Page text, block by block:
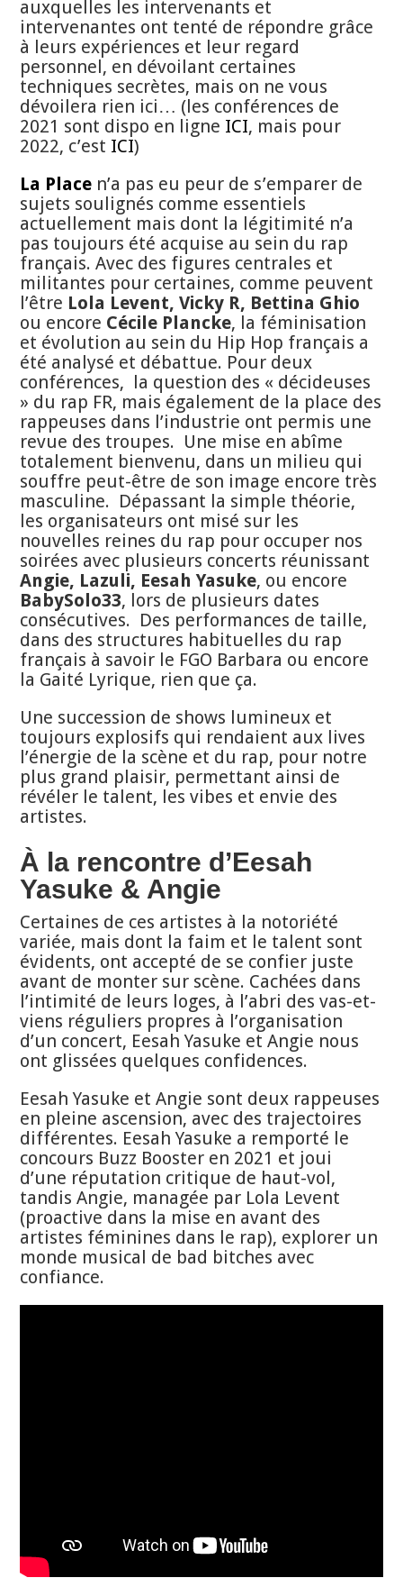
auxquelles les intervenants et
intervenantes ont tenté de répondre grâce
à leurs expériences et leur regard
personnel, en dévoilant certaines
techniques secrètes, mais on ne vous
dévoilera rien ici… (les conférences de
2021 sont dispo en ligne ICI, mais pour
2022, c’est ICI)
La Place n’a pas eu peur de s’emparer de
sujets soulignés comme essentiels
actuellement mais dont la légitimité n’a
pas toujours été acquise au sein du rap
français. Avec des figures centrales et
militantes pour certaines, comme peuvent
l’être Lola Levent, Vicky R, Bettina Ghio
ou encore Cécile Plancke, la féminisation
et évolution au sein du Hip Hop français a
été analysé et débattue. Pour deux
conférences, la question des « décideuses
» du rap FR, mais également de la place des
rappeuses dans l’industrie ont permis une
revue des troupes. Une mise en abîme
totalement bienvenu, dans un milieu qui
souffre peut-être de son image encore très
masculine. Dépassant la simple théorie,
les organisateurs ont misé sur les
nouvelles reines du rap pour occuper nos
soirées avec plusieurs concerts réunissant
Angie, Lazuli, Eesah Yasuke, ou encore
BabySolo33, lors de plusieurs dates
consécutives. Des performances de taille,
dans des structures habituelles du rap
français à savoir le FGO Barbara ou encore
la Gaité Lyrique, rien que ça.
Une succession de shows lumineux et
toujours explosifs qui rendaient aux lives
l’énergie de la scène et du rap, pour notre
plus grand plaisir, permettant ainsi de
révéler le talent, les vibes et envie des
artistes.
À la rencontre d’Eesah
Yasuke & Angie
Certaines de ces artistes à la notoriété
variée, mais dont la faim et le talent sont
évidents, ont accepté de se confier juste
avant de monter sur scène. Cachées dans
l’intimité de leurs loges, à l’abri des vas-et-
viens réguliers propres à l’organisation
d’un concert, Eesah Yasuke et Angie nous
ont glissées quelques confidences.
Eesah Yasuke et Angie sont deux rappeuses
en pleine ascension, avec des trajectoires
différentes. Eesah Yasuke a remporté le
concours Buzz Booster en 2021 et joui
d’une réputation critique de haut-vol,
tandis Angie, managée par Lola Levent
(proactive dans la mise en avant des
artistes féminines dans le rap), explorer un
monde musical de bad bitches avec
confiance.